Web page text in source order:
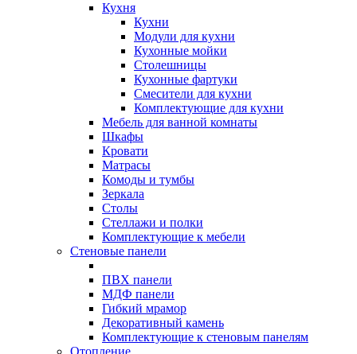
Кухня
Кухни
Модули для кухни
Кухонные мойки
Столешницы
Кухонные фартуки
Смесители для кухни
Комплектующие для кухни
Мебель для ванной комнаты
Шкафы
Кровати
Матрасы
Комоды и тумбы
Зеркала
Столы
Стеллажи и полки
Комплектующие к мебели
Стеновые панели
ПВХ панели
МДФ панели
Гибкий мрамор
Декоративный камень
Комплектующие к стеновым панелям
Отопление